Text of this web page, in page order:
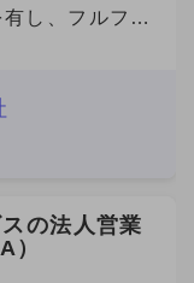
し、フルファ
体制を確立す
品ディレクシ
者に近い裁量
の法人営業
）